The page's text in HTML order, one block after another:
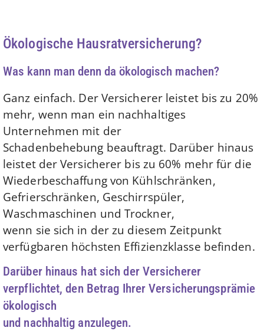
Ökologische Hausratversicherung?
Was kann man denn da ökologisch machen?
Ganz einfach. Der Versicherer leistet bis zu 20%
mehr, wenn man ein nachhaltiges
Unternehmen mit der
Schadenbehebung beauftragt. Darüber hinaus
leistet der Versicherer bis zu 60% mehr für die
Wiederbeschaffung von Kühlschränken,
Gefrierschränken, Geschirrspüler,
Waschmaschinen und Trockner,
wenn sie sich in der zu diesem Zeitpunkt
verfügbaren höchsten Effizienzklasse befinden.
Darüber hinaus hat sich der Versicherer
verpflichtet, den Betrag Ihrer Versicherungsprämie
ökologisch
und nachhaltig anzulegen.